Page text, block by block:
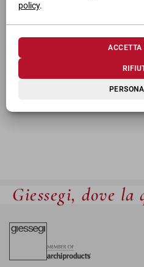
policy.
ACCETTA
Giessegi, dove